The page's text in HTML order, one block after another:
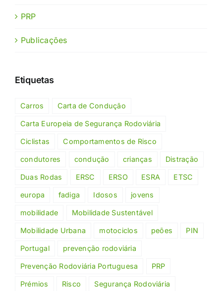
PRP
Publicações
Etiquetas
Carros Carta de Condução
Carta Europeia de Segurança Rodoviária
Ciclistas Comportamentos de Risco
condutores condução crianças Distração
Duas Rodas ERSC ERSO ESRA ETSC
europa fadiga Idosos jovens
mobilidade Mobilidade Sustentável
Mobilidade Urbana motociclos peões PIN
Portugal prevenção rodoviária
Prevenção Rodoviária Portuguesa PRP
Prémios Risco Segurança Rodoviária